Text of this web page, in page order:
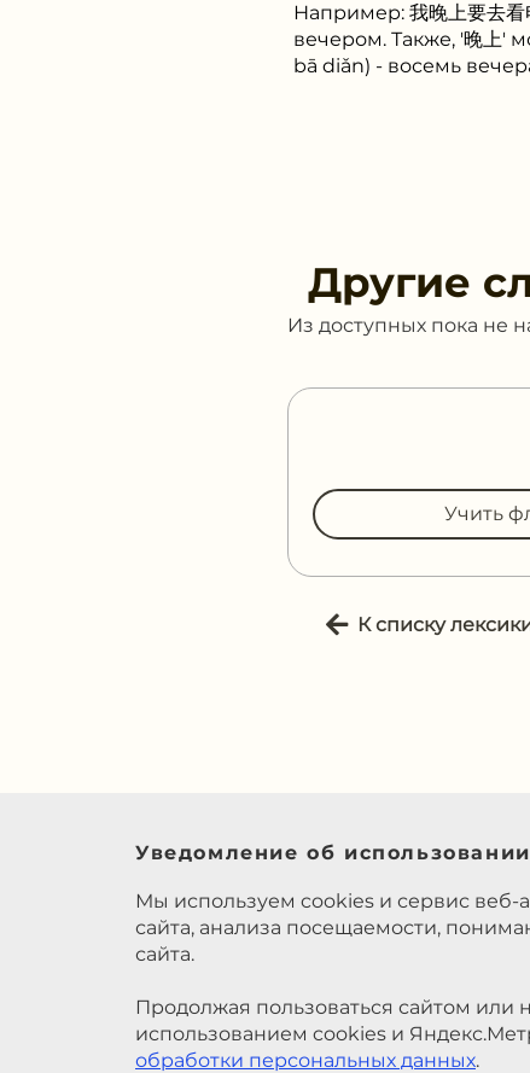
Например: 我晚上要去
вечером. Также, '晚上'
bā diǎn) - восемь
Другие
Из доступных пока не
Учить
К списку
Уведомление об
Мы используем cookies и сервис веб-
сайта, анализа посещаемости,
сайта.
Продолжая пользоваться сайтом или
использованием cookies и
обработки персональных данных.